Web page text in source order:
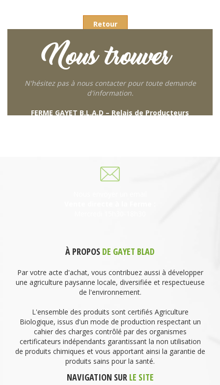
Retour
Nous trouver
N'hésitez pas à nous contacter pour toute demande
d'information.
FERME GAYET B.L.A.D – Relais de Producteurs
À PROPOS DE GAYET BLAD
Par votre acte d'achat, vous contribuez aussi à développer
une agriculture paysanne locale, diversifiée et respectueuse
de l'environnement.
L'ensemble des produits sont certifiés Agriculture
Biologique, issus d'un mode de production respectant un
cahier des charges contrôlé par des organismes
certificateurs indépendants garantissant la non utilisation
de produits chimiques et vous apportant ainsi la garantie de
produits sains pour la santé.
NAVIGATION SUR LE SITE